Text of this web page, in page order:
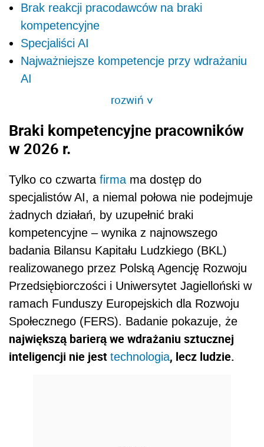
Brak reakcji pracodawców na braki
kompetencyjne
Specjaliści AI
Najważniejsze kompetencje przy wdrażaniu
AI
rozwiń>
Braki kompetencyjne pracowników
w 2026 r.
Tylko co czwarta firma ma dostęp do
specjalistów AI, a niemal połowa nie podejmuje
żadnych działań, by uzupełnić braki
kompetencyjne – wynika z najnowszego
badania Bilansu Kapitału Ludzkiego (BKL)
realizowanego przez Polską Agencję Rozwoju
Przedsiębiorczości i Uniwersytet Jagielloński w
ramach Funduszy Europejskich dla Rozwoju
Społecznego (FERS). Badanie pokazuje, że
największą barierą we wdrażaniu sztucznej
inteligencji nie jest technologia, lecz ludzie.